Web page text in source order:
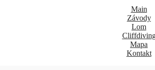
Main
Závody
Lom
Mapa
Kontakt